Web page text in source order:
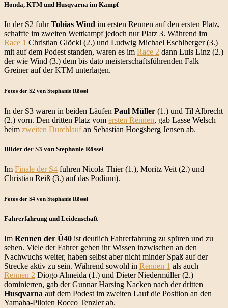
Honda, KTM und Husqvarna im Kampf
In der S2 fuhrTobias Wind im ersten Rennen auf den ersten Platz,
schaffte im zweiten Wettkampf jedoch nur Platz 3. Während im
Race 1 Christian Glöckl (2.) und Ludwig Michael Eschlberger (3.)
mit auf dem Podest standen, waren es im Race 2 dann Luis Linz (2.)
der wie Wind (3.) dem bis dato meisterschaftsführenden Falk
Greiner auf der KTM unterlagen.
Fotos der S2 von Stephanie Rössel
In der S3 waren in beiden Läufen Paul Müller (1.) und Til Albrecht
(2.) vorn. Den dritten Platz vom ersten Rennen, gab Lasse Welsch
beim zweiten Durchlaufan Sebastian Hoegsberg Jensen ab.
Bilder der S3 von Stephanie Rössel
Im Finale der S4 fuhren Nicola Thier (1.), Moritz Veit (2.) und
Christian Reiß (3.) auf das Podium).
Fotos der S4 von Stephanie Rössel
Fahrerfahrung und Leidenschaft
Im Rennen der Ü40 ist deutlich Fahrerfahrung zu spüren und zu
sehen. Viele der Fahrer geben ihr Wissen inzwischen an den
Nachwuchs weiter, haben selbst aber nicht minder Spaß auf der
Strecke aktiv zu sein. Während sowohl in Rennen 1 als auch
Rennen 2 Diogo Almeida (1.) und Dieter Niedermüller (2.)
dominierten, gab der Gunnar Harsing Nacken nach der dritten
Husqvarna auf dem Podest im zweiten Lauf die Position an den
Yamaha-Piloten Rocco Tenzler ab.